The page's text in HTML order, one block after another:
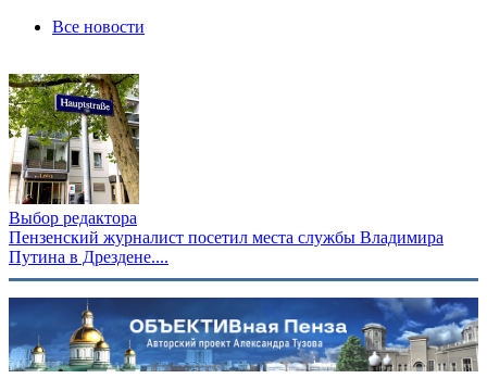
Все новости
Выбор редактора
Пензенский журналист посетил места службы Владимира
Путина в Дрездене....